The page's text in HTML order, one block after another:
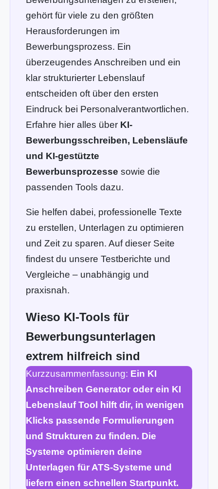
gehört für viele zu den größten
Herausforderungen im
Bewerbungsprozess. Ein
überzeugendes Anschreiben und ein
klar strukturierter Lebenslauf
entscheiden oft über den ersten
Eindruck bei Personalverantwortlichen.
Erfahre hier alles über KI-
Bewerbungsschreiben, Lebensläufe
und KI-gestützte
Bewerbunsprozesse sowie die
passenden Tools dazu.
Sie helfen dabei, professionelle Texte
zu erstellen, Unterlagen zu optimieren
und Zeit zu sparen. Auf dieser Seite
findest du unsere Testberichte und
Vergleiche – unabhängig und
praxisnah.
Wieso KI-Tools für
Bewerbungsunterlagen
extrem hilfreich sind
Kurzzusammenfassung: Ein KI
Anschreiben Generator oder ein KI
Lebenslauf Tool hilft dir, in wenigen
Klicks passende Formulierungen
und Strukturen zu finden. Die
Systeme optimieren deine
Unterlagen für ATS-Systeme und
liefern einen schnellen Startpunkt.